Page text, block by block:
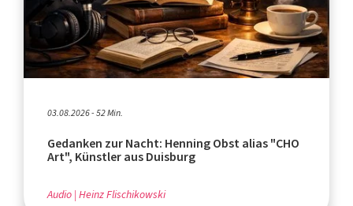
03.08.2026 - 52 Min.
Gedanken zur Nacht: Henning Obst alias "CHO
Art", Künstler aus Duisburg
Audio Heinz Flischikowski